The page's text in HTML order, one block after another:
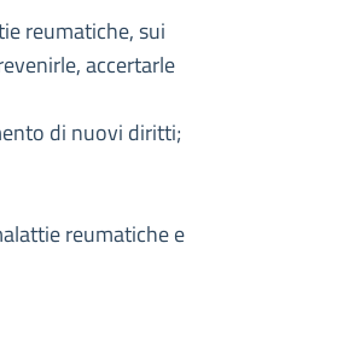
reumatiche, sui
accertarle
di nuovi diritti;
reumatiche e